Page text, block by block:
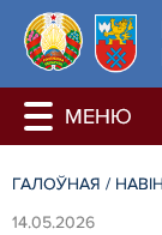
ГАЛОЎНАЯ /
14.05.2026